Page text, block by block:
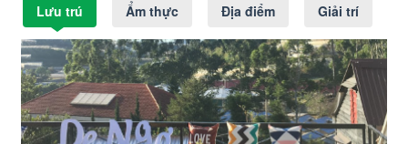
Lưu trú Ẩm thực Địa điểm Giải trí